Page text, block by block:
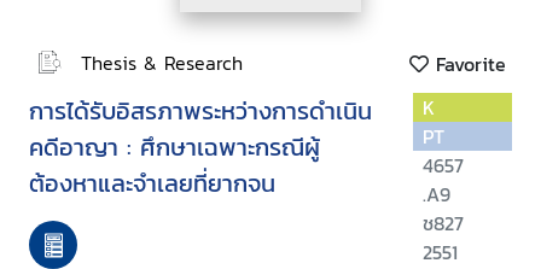
Thesis & Research Favorite
การได้รับอิสรภาพระหว่างการดำเนิน
คดีอาญา : ศึกษาเฉพาะกรณีผู้
ต้องหาและจำเลยที่ยากจน
K
PT
4657
.A9
ช827
2551